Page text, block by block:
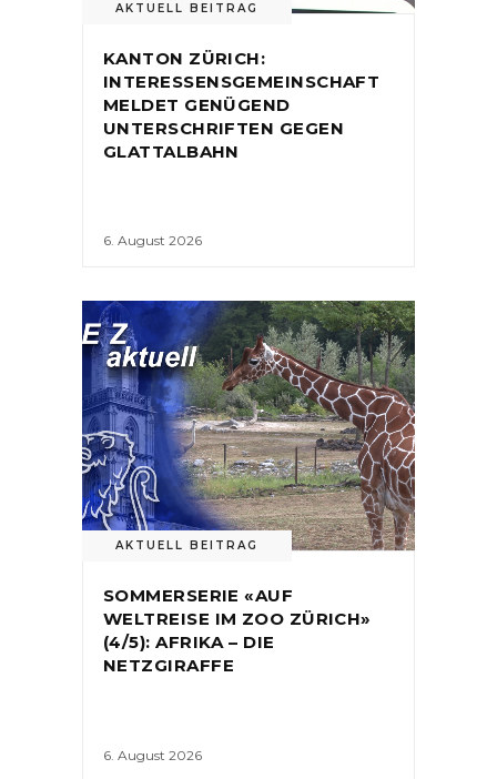
AKTUELL BEITRAG
KANTON ZÜRICH:
INTERESSENSGEMEINSCHAFT
MELDET GENÜGEND
UNTERSCHRIFTEN GEGEN
GLATTALBAHN
6. August 2026
AKTUELL BEITRAG
SOMMERSERIE «AUF
WELTREISE IM ZOO ZÜRICH»
(4/5): AFRIKA – DIE
NETZGIRAFFE
6. August 2026